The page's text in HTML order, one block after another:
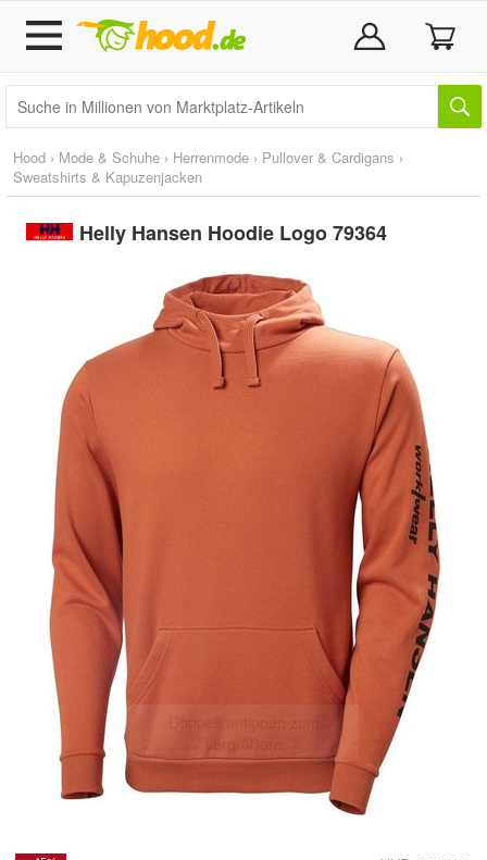
Hood › Mode & Schuhe › Herrenmode › Pullover & Cardigans ›
Sweatshirts & Kapuzenjacken
Helly Hansen Hoodie Logo 79364
Doppelt antippen zum
vergrößern